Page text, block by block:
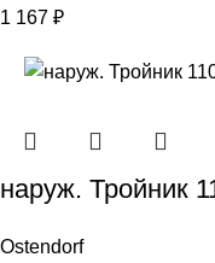
1 167 ₽
наруж. Тройник
Ostendorf